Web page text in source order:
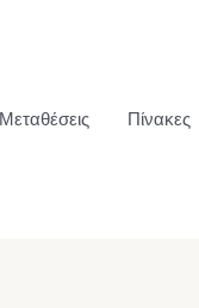
Μεταθέσεις Πίνακες